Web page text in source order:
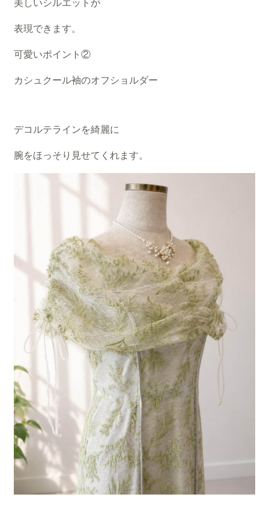
美しいシルエットが
表現できます。
可愛いポイント②
カシュクール袖のオフショルダー
デコルテラインを綺麗に
腕をほっそり見せてくれます。